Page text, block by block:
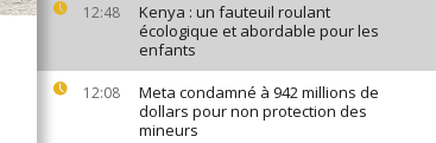
12:48
Kenya : un fauteuil roulant
écologique et abordable pour les
enfants
12:08
Meta condamné à 942 millions de
dollars pour non protection des
mineurs